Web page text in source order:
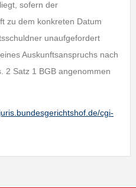
sofern der
zu dem konkreten Datum
unaufgefordert
Auskunftsanspruchs nach
2 Satz 1 BGB angenommen
cgi-